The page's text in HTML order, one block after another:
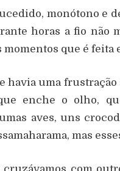
monótono e
horas a fio não
momentos que é feita
havia uma
enche o olho,
aves, uns
mas